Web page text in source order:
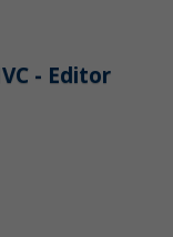
- Editor